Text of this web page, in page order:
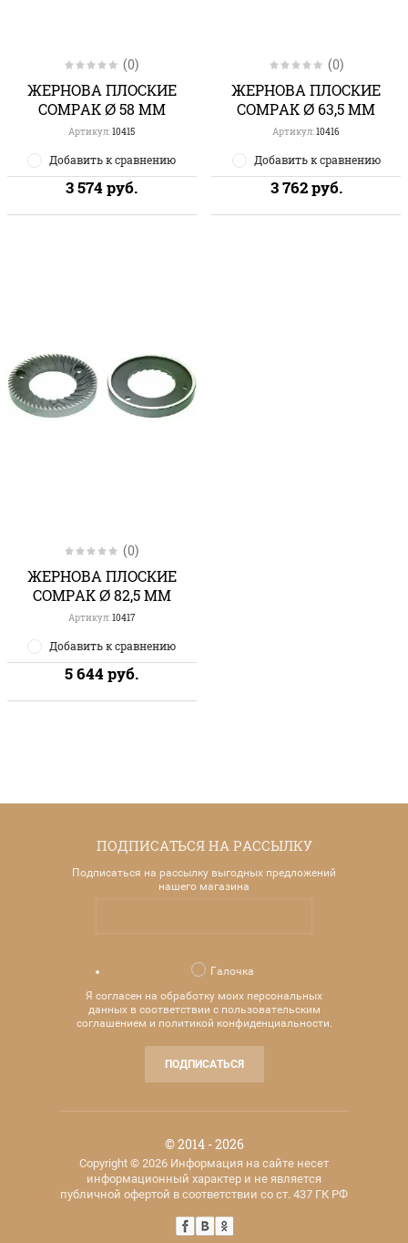
(0)
ЖЕРНОВА ПЛОСКИЕ
COMPAK Ø 58 ММ
Артикул:10415
Добавить к сравнению
3 574руб.
(0)
ЖЕРНОВА ПЛОСКИЕ
COMPAK Ø 63,5 ММ
Артикул:10416
Добавить к сравнению
3 762руб.
(0)
ЖЕРНОВА ПЛОСКИЕ
COMPAK Ø 82,5 ММ
Артикул:10417
Добавить к сравнению
5 644руб.
ПОДПИСАТЬСЯ НА РАССЫЛКУ
Подписаться на рассылку выгодных предложений
нашего магазина
Галочка
Я согласен на обработку моих персональных
данных в соответствии с пользовательским
соглашением и политикой конфиденциальности.
ПОДПИСАТЬСЯ
© 2014 - 2026
Copyright © 2026 Информация на сайте несет
информационный характер и не является
публичной офертой в соответствии со ст. 437 ГК РФ